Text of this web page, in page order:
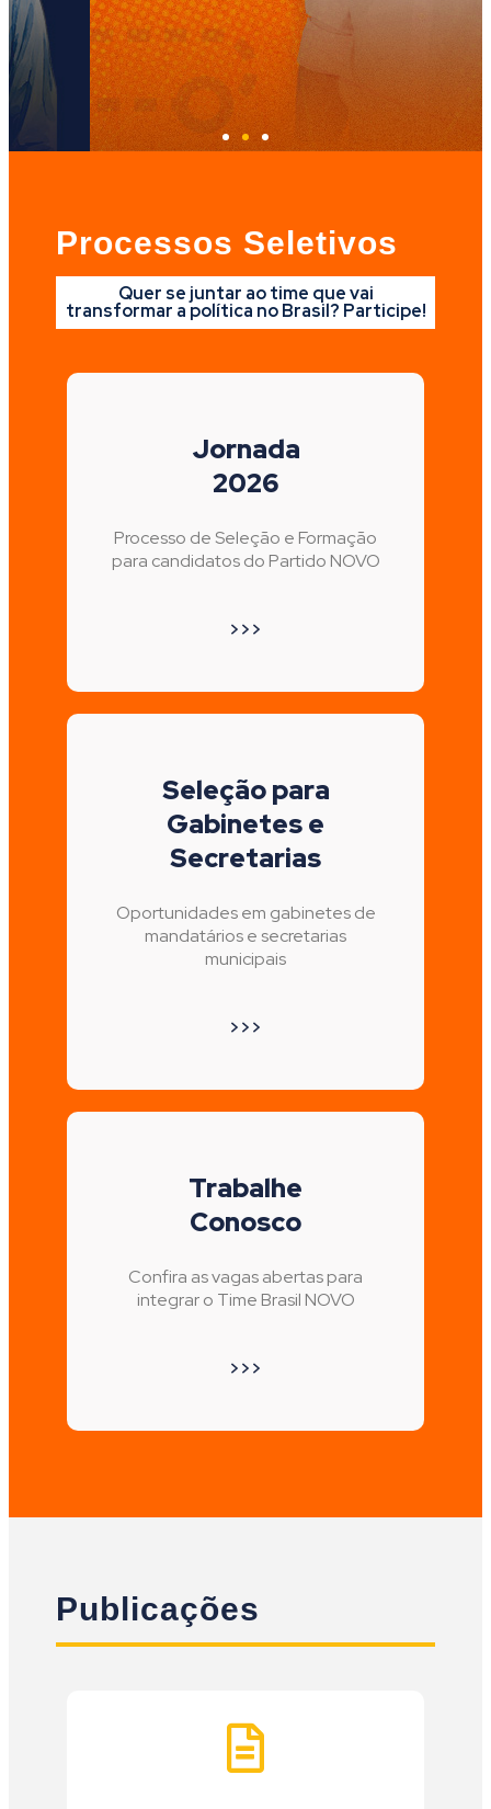
nossa plataforma de cursos.
Processos Seletivos
Quer se juntar ao time que vai
transformar a política no Brasil? Participe!
Jornada
2026
Processo de Seleção e Formação
para candidatos do Partido NOVO
>>>
Seleção para
Gabinetes e
Secretarias
Oportunidades em gabinetes de
mandatários e secretarias
municipais
>>>
Trabalhe
Conosco
Confira as vagas abertas para
integrar o Time Brasil NOVO
>>>
Publicações